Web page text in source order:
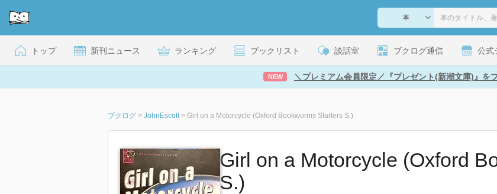
トップ 新刊ニュース ランキング ブックリスト 談話室 ブクログ通信 公式
NEW ＼プレミアム会員限定／『プレゼント(新潮文庫)』を
ブクログ > JohnEscott > Girl on a Motorcycle (Oxford Bookworms Starters S.)
Girl on a Motorcycle (Oxford
S.)